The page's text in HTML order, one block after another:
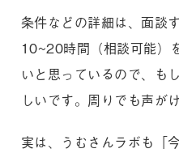
条件などの詳細は、面談
10~20時間（相談可能）
いと思っているので、も
しいです。周りでも声が
実は、うむさんラボも「